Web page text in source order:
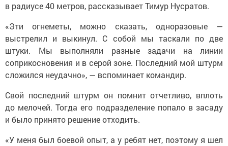
в радиусе 40 метров, рассказывает Тимур Нусратов.
«Эти огнеметы, можно сказать, одноразовые —
выстрелил и выкинул. С собой мы таскали по две
штуки. Мы выполняли разные задачи на линии
соприкосновения и в серой зоне. Последний мой штурм
сложился неудачно», — вспоминает командир.
Свой последний штурм он помнит отчетливо, вплоть
до мелочей. Тогда его подразделение попало в засаду
и было принято решение отходить.
«У меня был боевой опыт, а у ребят нет, поэтому я шел